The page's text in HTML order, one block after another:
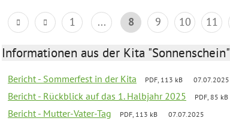
1 ... 8 9 10 11
Informationen aus der Kita "Sonnenschein"
Bericht - Sommerfest in der Kita PDF, 113 kB 07.07.2025
Bericht - Rückblick auf das 1. Halbjahr 2025 PDF, 85 kB
Bericht - Mutter-Vater-Tag PDF, 113 kB 07.07.2025